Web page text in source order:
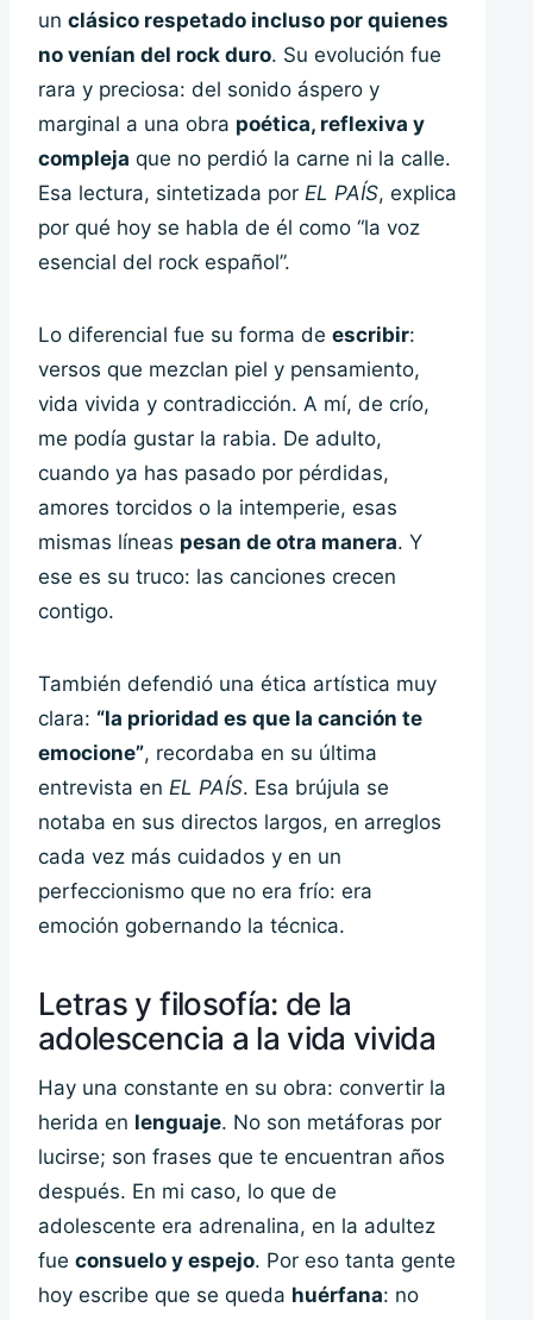
un clásico respetado incluso por quienes
no venían del rock duro. Su evolución fue
rara y preciosa: del sonido áspero y
marginal a una obra poética, reflexiva y
compleja que no perdió la carne ni la calle.
Esa lectura, sintetizada por EL PAÍS, explica
por qué hoy se habla de él como “la voz
esencial del rock español”.
Lo diferencial fue su forma de escribir:
versos que mezclan piel y pensamiento,
vida vivida y contradicción. A mí, de crío,
me podía gustar la rabia. De adulto,
cuando ya has pasado por pérdidas,
amores torcidos o la intemperie, esas
mismas líneas pesan de otra manera. Y
ese es su truco: las canciones crecen
contigo.
También defendió una ética artística muy
clara: “la prioridad es que la canción te
emocione”, recordaba en su última
entrevista en EL PAÍS. Esa brújula se
notaba en sus directos largos, en arreglos
cada vez más cuidados y en un
perfeccionismo que no era frío: era
emoción gobernando la técnica.
Letras y filosofía: de la
adolescencia a la vida vivida
Hay una constante en su obra: convertir la
herida en lenguaje. No son metáforas por
lucirse; son frases que te encuentran años
después. En mi caso, lo que de
adolescente era adrenalina, en la adultez
fue consuelo y espejo. Por eso tanta gente
hoy escribe que se queda huérfana: no